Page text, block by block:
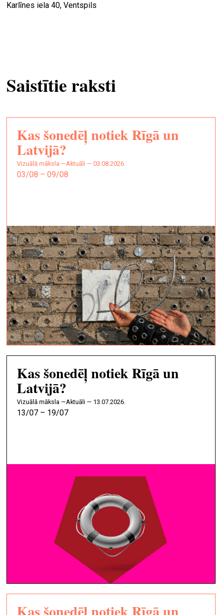
Karlīnes iela 40, Ventspils
Saistītie raksti
Kas šonedēļ notiek Rīgā un
Latvijā?
vizuālā māksla —Aktuāli — 03.08.2026.
03/08 – 09/08
Kas šonedēļ notiek Rīgā un
Latvijā?
vizuālā māksla —Aktuāli — 13.07.2026.
13/07 – 19/07